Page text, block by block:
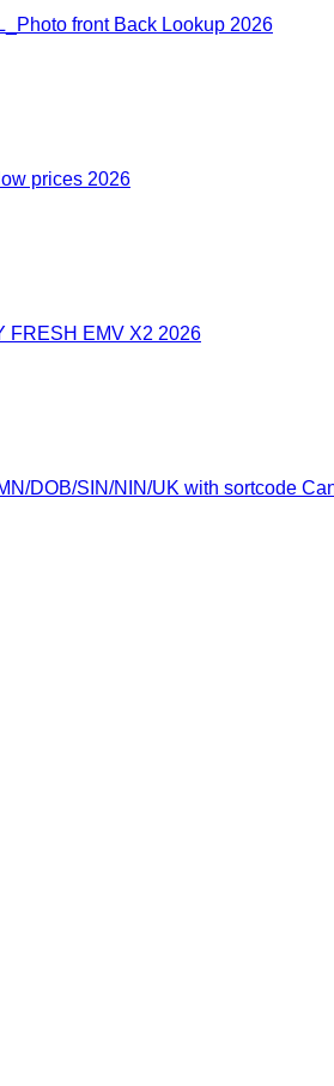
front Back Lookup 2026
prices 2026
FRESH EMV X2 2026
DOB/SIN/NIN/UK with sortcode